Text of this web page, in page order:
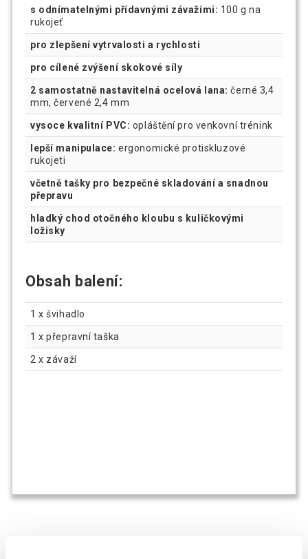
s odnímatelnými přídavnými závažími: 100 g na
rukojeť
pro zlepšení vytrvalosti a rychlosti
pro cílené zvýšení skokové síly
2 samostatně nastavitelná ocelová lana: černé 3,4
mm, červené 2,4 mm
vysoce kvalitní PVC: opláštění pro venkovní trénink
lepší manipulace: ergonomické protiskluzové
rukojeti
včetně tašky pro bezpečné skladování a snadnou
přepravu
hladký chod otočného kloubu s kuličkovými
ložisky
Obsah balení:
1 x švihadlo
1 x přepravní taška
2 x závaží